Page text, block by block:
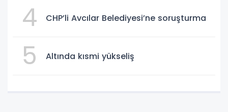
4 CHP’li Avcılar Belediyesi’ne soruşturma
5 Altında kısmi yükseliş